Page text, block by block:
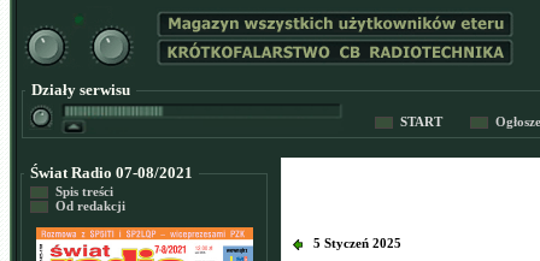
Działy serwisu
START
Świat Radio 07-08/2021
Spis treści
Od redakcji
5 Styczeń 2025